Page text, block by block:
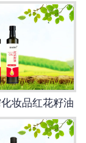
妆品红花籽油